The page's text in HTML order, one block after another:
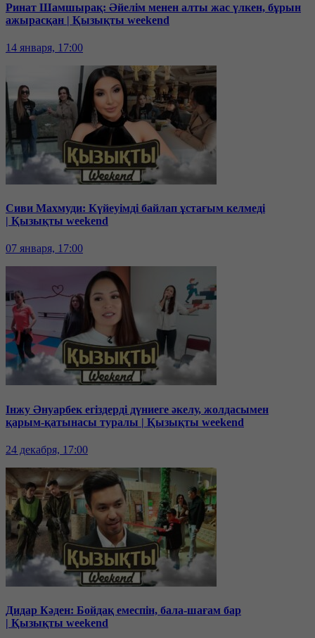
Ринат Шамшырақ: Әйелім менен алты жас үлкен, бұрын
ажырасқан | Қызықты weekend
14 января, 17:00
Сиви Махмуди: Күйеуімді байлап ұстағым келмеді
| Қызықты weekend
07 января, 17:00
Інжу Әнуарбек егіздерді дүниеге әкелу, жолдасымен
қарым-қатынасы туралы | Қызықты weekend
24 декабря, 17:00
Дидар Кәден: Бойдақ емеспін, бала-шағам бар
| Қызықты weekend